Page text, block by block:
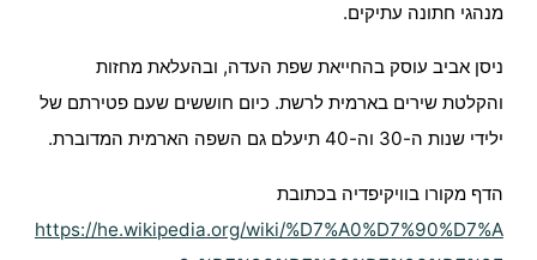
מנהגי חתונה עתיקים.
ניסן אביב עוסק בהחייאת שפת העדה, ובהעלאת מחזות
והקלטת שירים בארמית לרשת. כיום חוששים שעם פטירתם של
ילידי שנות ה-30 וה-40 תיעלם גם השפה הארמית המדוברת.
הדף מקורו בוויקיפדיה בכתובת
https://he.wikipedia.org/wiki/%D7%A0%D7%90%D7%A